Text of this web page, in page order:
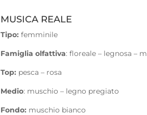
MUSICA REALE
Tipo: femminile
Famiglia olfattiva: floreale – legnosa –
Top: pesca – rosa
Medio: muschio – legno pregiato
Fondo: muschio bianco